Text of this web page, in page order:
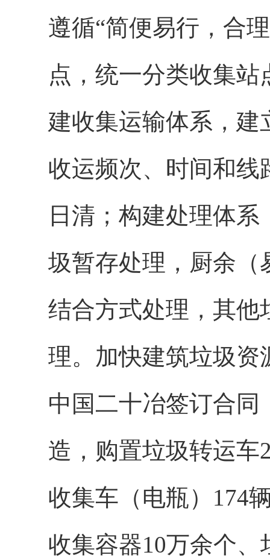
遵循“简便易行，合
点，统一分类收集
建收集运输体系，
收运频次、时间和
日清；构建处理体
圾暂存处理，厨余（
结合方式处理，其他
理。加快建筑垃圾资
中国二十冶签订合同
造，购置垃圾转运车
收集车（电瓶）174
收集容器10万余个